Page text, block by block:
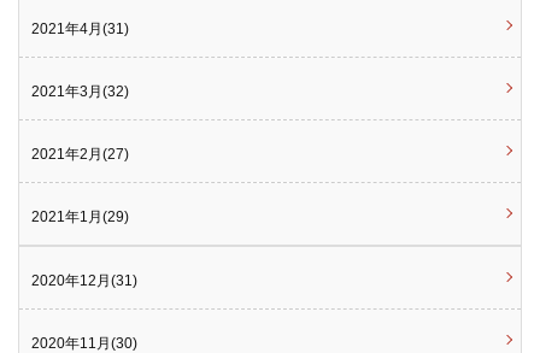
2021年4月(31)
2021年3月(32)
2021年2月(27)
2021年1月(29)
2020年12月(31)
2020年11月(30)